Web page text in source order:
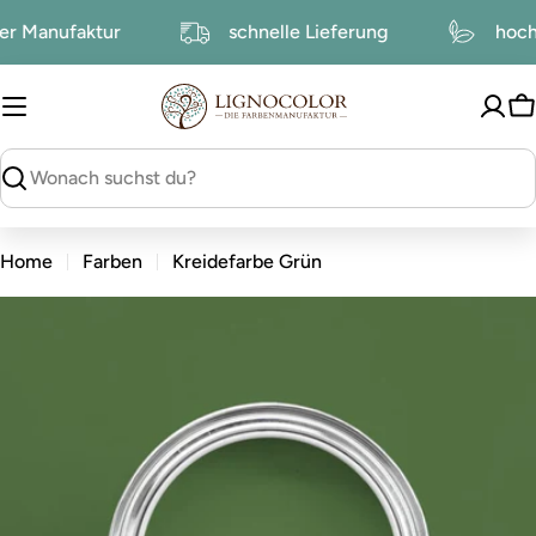
Inhalt
Manufaktur schnelle Lieferung
suchen
Home Farben Kreidefarbe Grün